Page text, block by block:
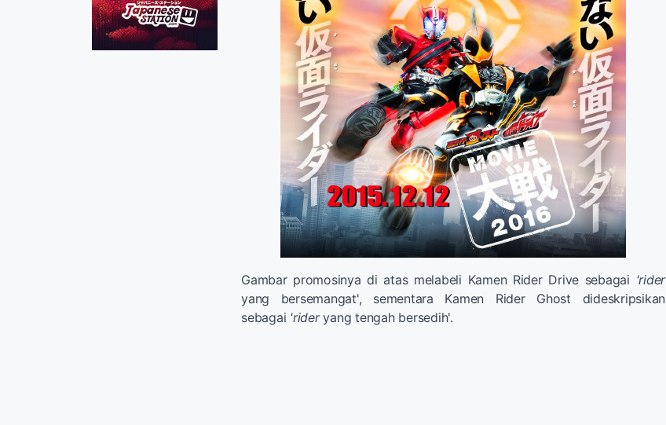
Gambar promosinya di atas melabeli Kamen Rider Drive sebagai 'rider
yang bersemangat', sementara Kamen Rider Ghost dideskripsikan
sebagai 'rideryang tengah bersedih'.